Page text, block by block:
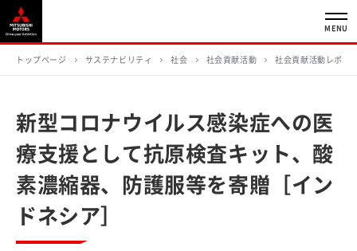
MENU
トップページ サステナビリティ 社会 社会貢献活動 社会貢献活動レポー
新型コロナウイルス感染症への医
療支援として抗原検査キット、酸
素濃縮器、防護服等を寄贈［イン
ドネシア］